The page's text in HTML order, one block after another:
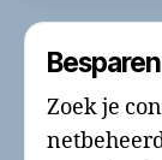
Zoek je